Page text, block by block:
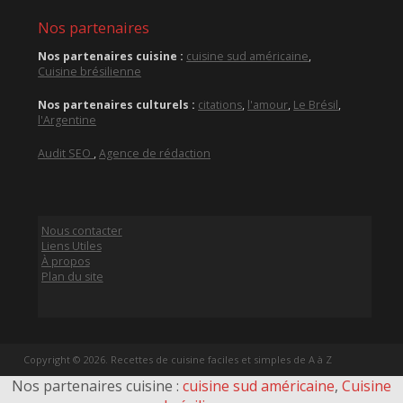
Nos partenaires
Nos partenaires cuisine : cuisine sud américaine,
Cuisine brésilienne
Nos partenaires culturels : citations, l'amour, Le Brésil,
l'Argentine
Audit SEO ,Agence de rédaction
Nous contacter
Liens Utiles
À propos
Plan du site
Copyright © 2026. Recettes de cuisine faciles et simples de A à Z
Nos partenaires cuisine : cuisine sud américaine, Cuisine